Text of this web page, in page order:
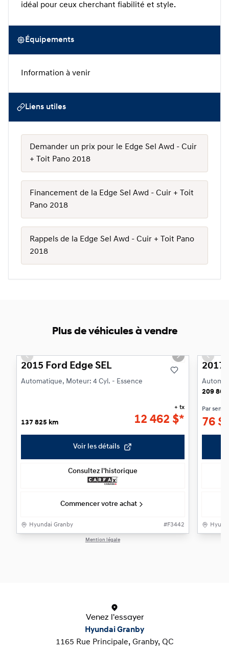
idéal pour ceux cherchant fiabilité et style.
Équipements
Information à venir
Liens utiles
Demander un prix pour le Edge Sel Awd - Cuir
+ Toit Pano 2018
Financement de la Edge Sel Awd - Cuir + Toit
Pano 2018
Rappels de la Edge Sel Awd - Cuir + Toit Pano
2018
Plus de véhicules à vendre
Previous slide Next slide
2015 Ford Edge SEL
Automatique, Moteur: 4 Cyl. - Essence
137 825 km 12 462 $*
+ tx
Voir les détails
Consultez l'historique
Commencer votre achat
Hyundai Granby #F3442
Mention légale
2017
209
Par
76 $
Venez l'essayer
Hyundai Granby
1165 Rue Principale, Granby, QC